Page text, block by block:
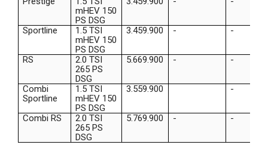
mHEV 150
PS DSG
Sportline
1.5 TSI
mHEV 150
PS DSG
3.459.900 - -
RS
2.0 TSI
265 PS
DSG
5.669.900 - -
Combi
Sportline
1.5 TSI
mHEV 150
PS DSG
3.559.900 -
Combi RS
2.0 TSI
265 PS
DSG
5.769.900 - -